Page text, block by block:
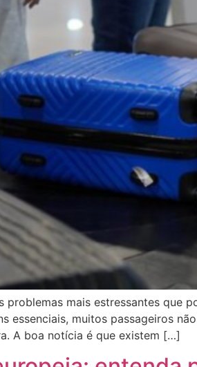
problemas mais estressantes que
essenciais, muitos passageiros
A boa notícia é que existem […]